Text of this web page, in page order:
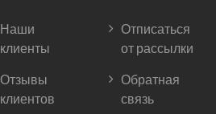
Наши
клиенты
Отзывы
клиентов
Отписаться
от рассылки
Обратная
связь